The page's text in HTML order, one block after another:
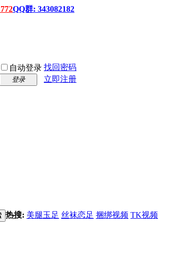
QQ群: 343082182
自动登录 找回密码
登录
立即注册
热搜: 美腿玉足 丝袜恋足 捆绑视频 TK视频